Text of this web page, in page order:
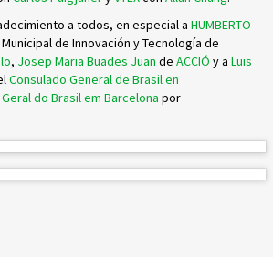
a todos, en especial a HUMBERTO
de Innovación y Tecnología de
, Josep Maria Buades Juan de ACCIÓ y a Luis
Consulado General de Brasil en
do Brasil em Barcelona por